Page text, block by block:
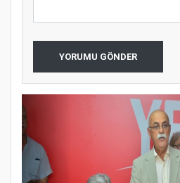
YORUMU GÖNDER